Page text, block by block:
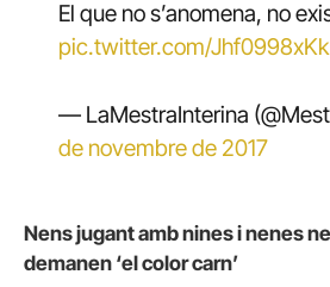
El que no s’anomena, no
pic.twitter.com/Jhf0998xKk
— LaMestraInterina
de novembre de 2017
Nens jugant amb nines i nenes
demanen ‘el color carn’